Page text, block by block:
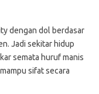
dengan dol berdasar
Jadi sekitar hidup
semata huruf manis
sifat secara